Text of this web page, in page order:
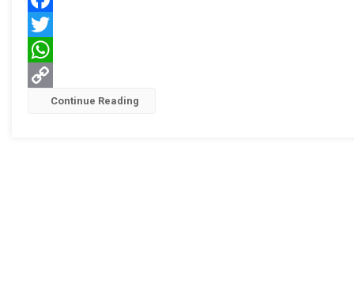
Facebook
Twitter
WhatsApp
CopyContinue Reading